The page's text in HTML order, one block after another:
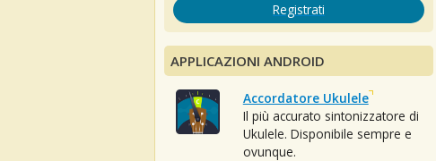
Registrati
APPLICAZIONI ANDROID
Accordatore Ukulele
Il più accurato sintonizzatore di
Ukulele. Disponibile sempre e
ovunque.